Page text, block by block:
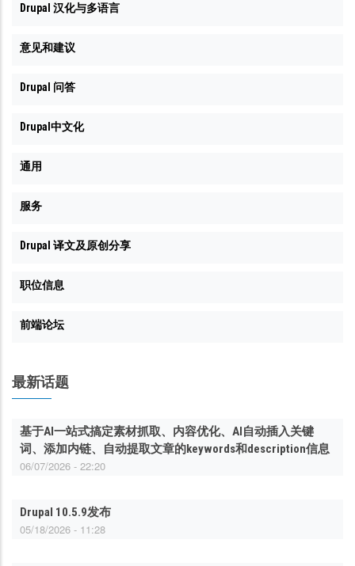
Drupal 汉化与多语言
意见和建议
Drupal 问答
Drupal中文化
通用
服务
Drupal 译文及原创分享
职位信息
前端论坛
最新话题
基于AI一站式搞定素材抓取、内容优化、AI自动插入关键
词、添加内链、自动提取文章的keywords和description信息
06/07/2026 - 22:20
Drupal 10.5.9发布
05/18/2026 - 11:28